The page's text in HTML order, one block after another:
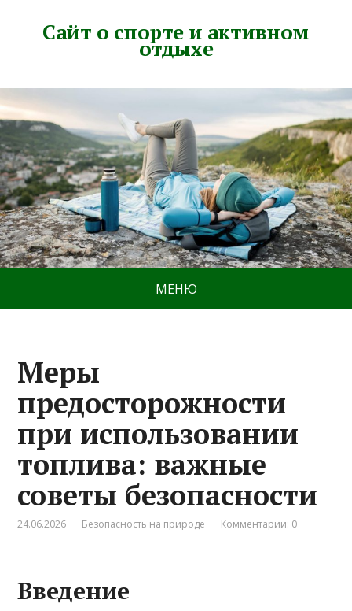
Сайт о спорте и активном
отдыхе
МЕНЮ
Меры
предосторожности
при использовании
топлива: важные
советы безопасности
24.06.2026 Безопасность на природе Комментарии: 0
Введение